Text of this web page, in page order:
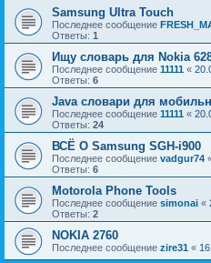
Samsung Ultra Touch
Последнее сообщение
Ответы: 1
Ищу словарь для Nokia
Последнее сообщение 11111 «
Ответы: 6
Java словари для
Последнее сообщение 11111 «
Ответы: 24
ВСЁ О Samsung SGH-i900
Последнее сообщение vadgur74
Ответы: 6
Motorola Phone Tools
Последнее сообщение simonai «
Ответы: 2
NOKIA 2760
Последнее сообщение zire31 «